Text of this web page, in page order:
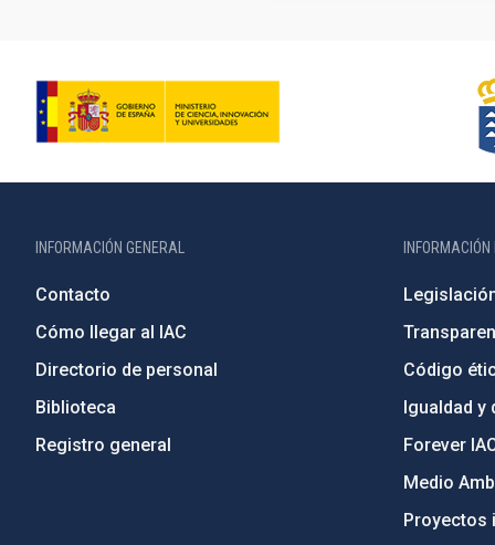
INFORMACIÓN GENERAL
Contacto
Cómo llegar al IAC
Directorio de personal
Biblioteca
Registro general
Código
Igualdad y
Forever
Medio
Proyectos